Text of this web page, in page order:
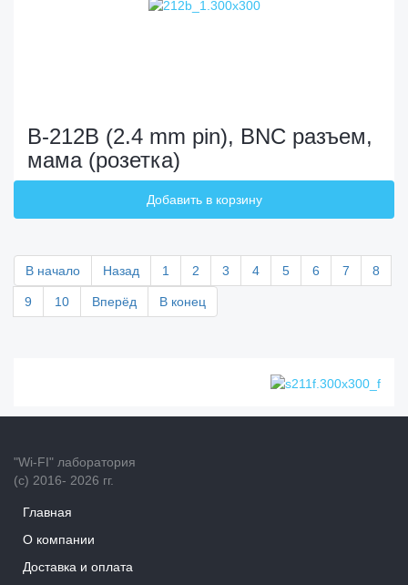
B-212B (2.4 mm pin), BNC разъем,
мама (розетка)
В начало Назад 1 2 3 4 5 6 7 8
9 10 Вперёд В конец
"Wi-FI" лаборатория
(с) 2016- 2026 гг.
Главная
О компании
Доставка и оплата